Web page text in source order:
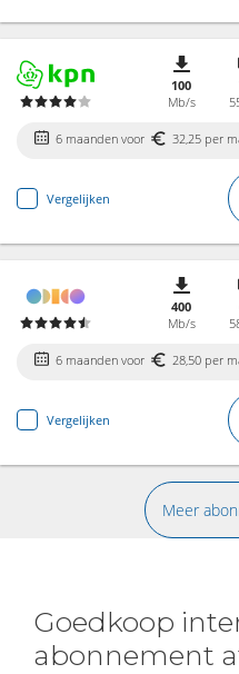
100
Mb/s
6 maanden voor 32,25 per
Vergelijken
400
Mb/s
6 maanden voor 28,50 per
Vergelijken
Meer
Goedkoop
abonnement